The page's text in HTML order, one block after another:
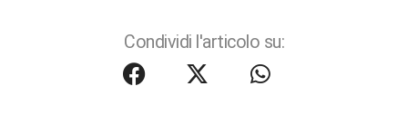
Condividi l'articolo su: